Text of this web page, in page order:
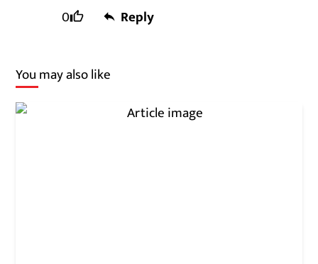
0 Reply
You may also like